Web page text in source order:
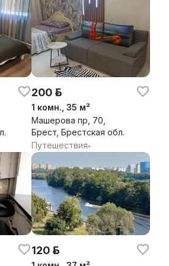
200 р.
1 комн., 35 м²
Машерова пр, 70,
Брест, Брестская обл.
Путешествия•
120 р.